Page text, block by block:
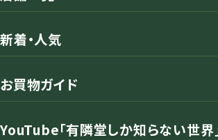
新着・人気
お買物ガイド
YouTube「有隣堂しか知らない世界